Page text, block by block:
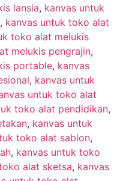
lansia, kanvas untuk
, kanvas untuk toko alat
toko alat melukis
melukis pengrajin,
portable, kanvas
, kanvas untuk
untuk toko alat
toko alat pendidikan,
, kanvas untuk
toko alat sablon,
, kanvas untuk toko
alat sketsa, kanvas